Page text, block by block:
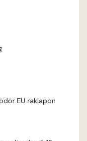
brown A
EU raklapon